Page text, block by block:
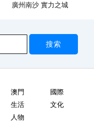
廣州南沙 實力之城
澳門
國際
生活
文化
人物